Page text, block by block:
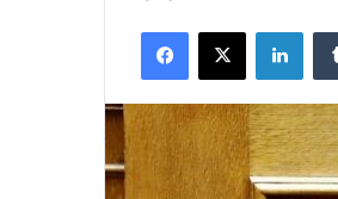
email
Facebook
X